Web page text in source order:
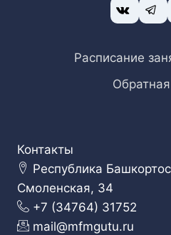
Расписание
Контакты
Республика
Смоленская, 34
+7 (34764) 31752
mail@mfmgutu.ru